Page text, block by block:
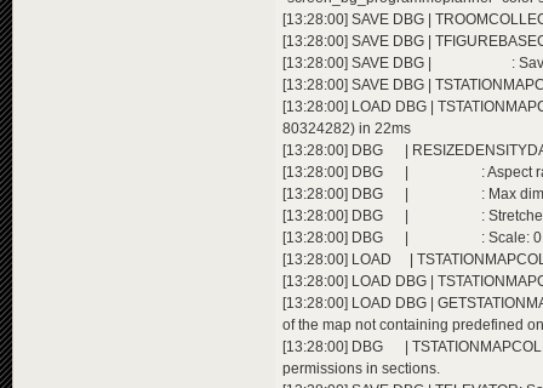
[13:28:00] SAVE DBG |
[13:28:00] SAVE DBG |
[13:28:00] SAVE DBG | :
[13:28:00] SAVE DBG |
[13:28:00] LOAD DBG |
80324282) in 22ms
[13:28:00] DBG |
[13:28:00] DBG | : Aspect ratio
[13:28:00] DBG | : Max dim
[13:28:00] DBG | : Stretched:
[13:28:00] DBG | : Scale:
[13:28:00] LOAD |
[13:28:00] LOAD DBG |
[13:28:00] LOAD DBG |
of the map not containing predefined
[13:28:00] DBG |
permissions in sections.